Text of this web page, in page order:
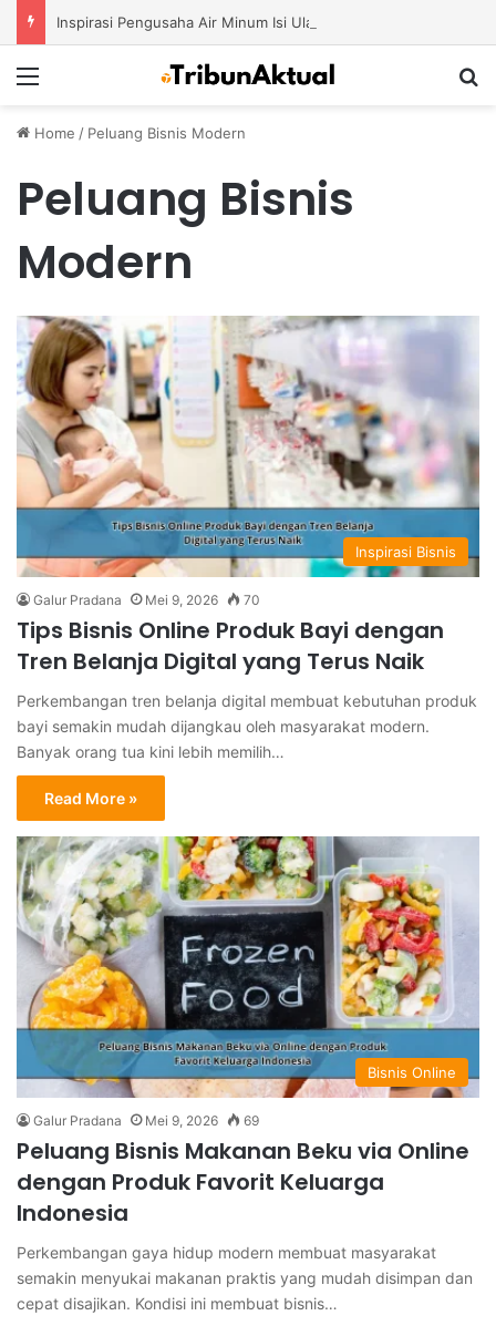
Home / Peluang Bisnis Modern
Peluang Bisnis
Modern
Inspirasi Bisnis
Galur Pradana Mei 9, 2026 70
Tips Bisnis Online Produk Bayi dengan
Tren Belanja Digital yang Terus Naik
Perkembangan tren belanja digital membuat kebutuhan produk
bayi semakin mudah dijangkau oleh masyarakat modern.
Banyak orang tua kini lebih memilih…
Read More »
Bisnis Online
Galur Pradana Mei 9, 2026 69
Peluang Bisnis Makanan Beku via Online
dengan Produk Favorit Keluarga
Indonesia
Perkembangan gaya hidup modern membuat masyarakat
semakin menyukai makanan praktis yang mudah disimpan dan
cepat disajikan. Kondisi ini membuat bisnis…